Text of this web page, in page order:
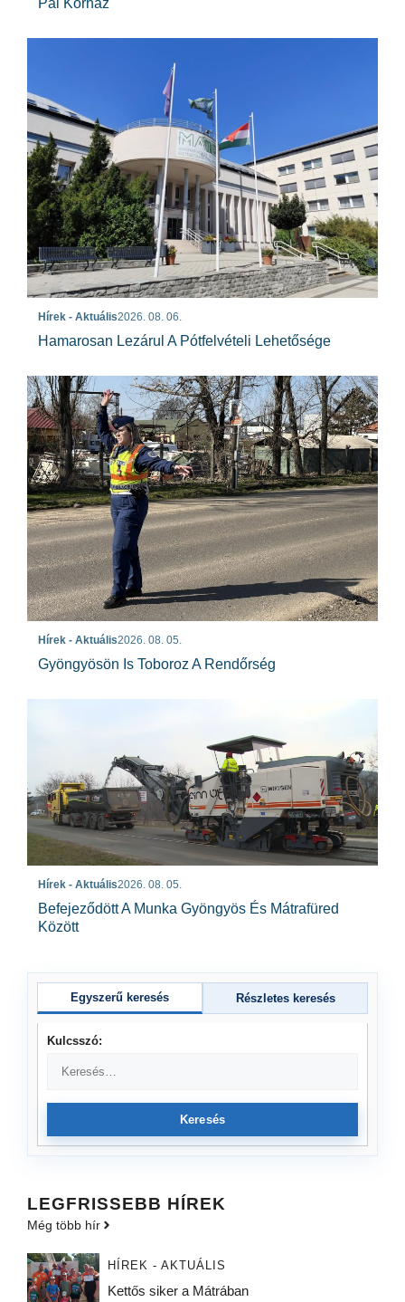
Pál Kórház
Hírek - Aktuális2026. 08. 06.
Hamarosan Lezárul A Pótfelvételi Lehetősége
Hírek - Aktuális2026. 08. 05.
Gyöngyösön Is Toboroz A Rendőrség
Hírek - Aktuális2026. 08. 05.
Befejeződött A Munka Gyöngyös És Mátrafüred
Között
Egyszerű keresés Részletes keresés
Kulcsszó:
Keresés
LEGFRISSEBB HÍREK
Még több hír
HÍREK - AKTUÁLIS
Kettős siker a Mátrában